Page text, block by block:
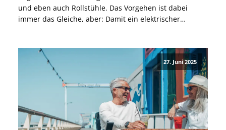
und eben auch Rollstühle. Das Vorgehen ist dabei
immer das Gleiche, aber: Damit ein elektrischer
Welche das sind und worauf Du bei der Beantragung
27. Juni 2025